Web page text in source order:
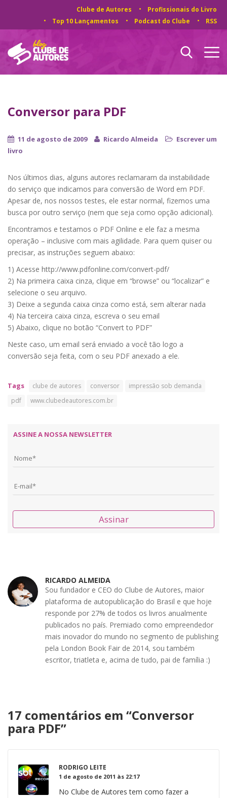
Clube de Autores
Profissionais do Livro
Top 10 Lançamentos
Podcast do Clube RSS
Conversor para PDF
11 de agosto de 2009 Ricardo Almeida
Escrever um
livro
Nos últimos dias, alguns autores reclamaram da instabilidade
do serviço que indicamos para conversão de Word em PDF.
Apesar de, nos nossos testes, ele estar normal, fizemos uma
busca por outro serviço (nem que seja como opção adicional).
Encontramos e testamos o PDF Online e ele faz a mesma
operação – inclusive com mais agilidade. Para quem quiser ou
precisar, as instruções seguem abaixo:
1) Acesse http://www.pdfonline.com/convert-pdf/
2) Na primeira caixa cinza, clique em “browse” ou “localizar” e
selecione o seu arquivo.
3) Deixe a segunda caixa cinza como está, sem alterar nada
4) Na terceira caixa cinza, escreva o seu email
5) Abaixo, clique no botão “Convert to PDF”
Neste caso, um email será enviado a você tão logo a
conversão seja feita, com o seu PDF anexado a ele.
Tags clube de autores conversor
impressão sob demanda
pdf
www.clubedeautores.com.br
ASSINE A NOSSA NEWSLETTER
Assinar
RICARDO ALMEIDA
Sou fundador e CEO do Clube de Autores, maior
plataforma de autopublicação do Brasil e que hoje
responde por 27% de todos os livros anualmente
publicados no país. Premiado como empreendedor
mais inovador do mundo no segmento de publishing
pela London Book Fair de 2014, sou também
escritor, triatleta e, acima de tudo, pai de família :)
17 comentários em “Conversor
para PDF”
RODRIGO LEITE
1 de agosto de 2011 às 22:17
No Clube de Autores tem como fazer a